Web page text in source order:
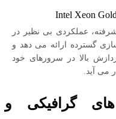
عملکردی بی نظیر در
گسترده ارائه می دهد و
بالا در سرورهای خود
می آید.
گرافیکی و